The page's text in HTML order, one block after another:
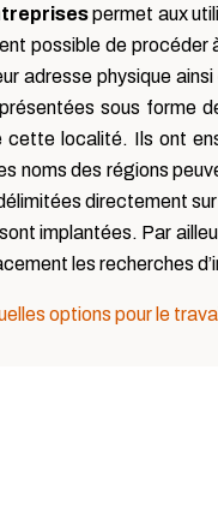
permet aux
possible de procéder
adresse physique
sous forme
localité. Ils ont
noms des régions
directement
implantées. Par
les recherches
options pour le